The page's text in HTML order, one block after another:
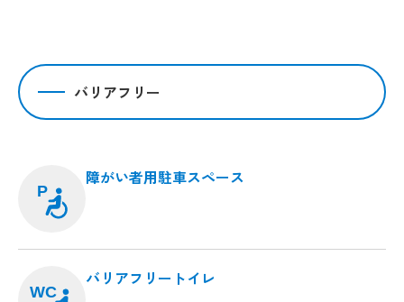
バリアフリー
P
障がい者用駐車スペース
WC
バリアフリートイレ